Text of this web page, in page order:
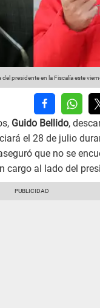
presidente en la Fiscalía este
Guido Bellido,
el 28 de julio
que no se
cargo al lado del